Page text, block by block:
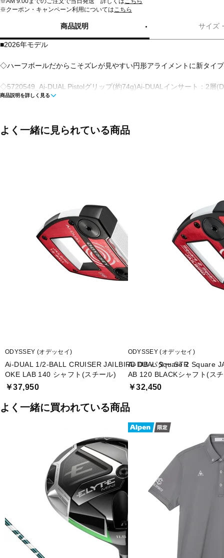
※クーポン・キャンペーン利用についてはこちら
商品説明 サイズ
■2026年モデル
◇ハーフボールだからこそズレが見やすい円形アライメントに新タイ
◇5720549_Ai-DUAL Pistolグリップ(約74g)Ai-DUALインサート：2層
ンサート。AIによる約15000回の試行を重ねて完成したデザイン。ボ
■左右：右
■付属ヘッドカバー：有
■付属品：ヘッドカバー
■生産国：中国
商品説明を詳しく見る
よく一緒に見られている商品
ODYSSEY (オデッセイ)
Ai-DUAL 1/2-BALL CRUISER JAILBIRD DB パター STR
OKE LAB 140 シャフト(スチール)
￥37,950
ODYSSEY (オデッセイ)
Ai-DUAL Square 2 Square
AB 120 BLACKシャフト(ス
￥32,450
よく一緒に買われている商品